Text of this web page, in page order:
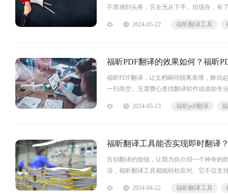
不禁感到头疼，完全无从下手。但现在，有
最得力的助手。无需繁琐的设置，只需一
2024-05-22 福昕翻译工具
福昕PDF翻译的效果如何？福昕
福昕PDF翻译，让文档瞬间脱离束缚，舞动
一扫而空。无需费心查找翻译软件或借助专
言沟通。让我们一起来揭开这款翻译神器
2024-05-13 福昕pdf翻译
福昕翻译工具能否实现即时翻译
告别翻译的烦恼，让我为你介绍一个神奇
语，福昕翻译工具都能轻松应对。它不仅支
2024-04-22 福昕翻译工具